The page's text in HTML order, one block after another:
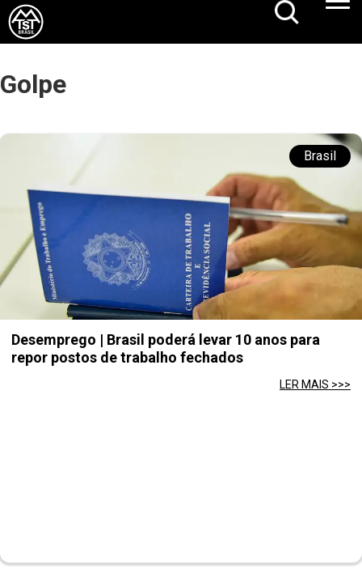
Golpe
Brasil
Desemprego | Brasil poderá levar 10 anos para
repor postos de trabalho fechados
LER MAIS >>>